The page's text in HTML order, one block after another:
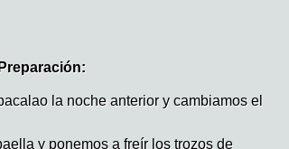
Preparación:
la noche anterior y cambiamos el
y ponemos a freír los trozos de